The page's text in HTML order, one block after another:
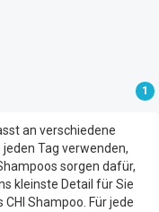
1
an verschiedene
jeden Tag verwenden,
sorgen dafür,
kleinste Detail für Sie
Shampoo. Für jede